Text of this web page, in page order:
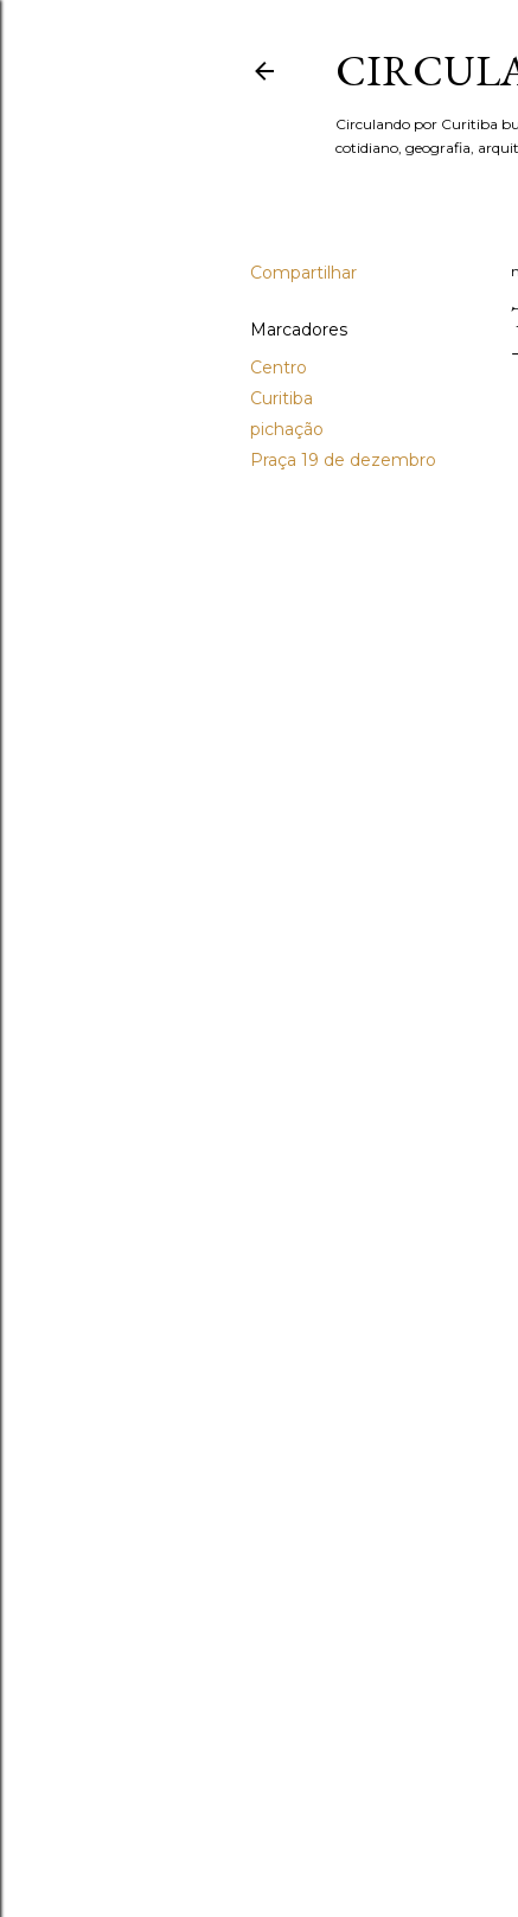
Circulando por Curitiba
cotidiano, geografia,
Compartilhar
Marcadores
Centro
Curitiba
pichação
Praça 19 de dezembro